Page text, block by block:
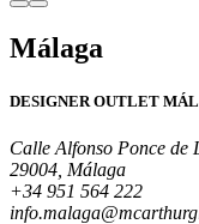
Málaga
DESIGNER OUTLET
Calle Alfonso Ponce de
29004, Málaga
+34 951 564 222